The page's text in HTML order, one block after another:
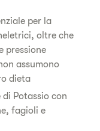
per la
oltre che
pressione
assumono
dieta
Potassio con
fagioli e